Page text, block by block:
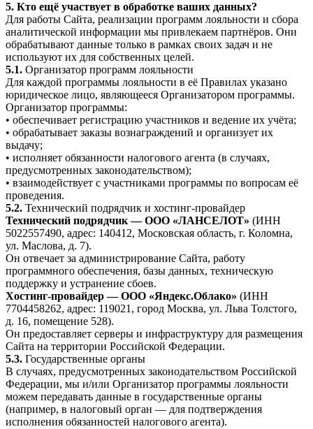
5. Кто ещё участвует в обработке ваших данных?
Для работы Сайта, реализации программ лояльности и сбора
аналитической информации мы привлекаем партнёров. Они
обрабатывают данные только в рамках своих задач и не
используют их для собственных целей.
5.1. Организатор программ лояльности
Для каждой программы лояльности в её Правилах указано
юридическое лицо, являющееся Организатором программы.
Организатор программы:
• обеспечивает регистрацию участников и ведение их учёта;
• обрабатывает заказы вознаграждений и организует их
выдачу;
• исполняет обязанности налогового агента (в случаях,
предусмотренных законодательством);
• взаимодействует с участниками программы по вопросам её
проведения.
5.2. Технический подрядчик и хостинг-провайдер
Технический подрядчик — ООО «ЛАНСЕЛОТ» (ИНН
5022557490, адрес: 140412, Московская область, г. Коломна,
ул. Маслова, д. 7).
Он отвечает за администрирование Сайта, работу
программного обеспечения, базы данных, техническую
поддержку и устранение сбоев.
Хостинг-провайдер — ООО «Яндекс.Облако» (ИНН
7704458262, адрес: 119021, город Москва, ул. Льва Толстого,
д. 16, помещение 528).
Он предоставляет серверы и инфраструктуру для размещения
Сайта на территории Российской Федерации.
5.3. Государственные органы
В случаях, предусмотренных законодательством Российской
Федерации, мы и/или Организатор программы лояльности
можем передавать данные в государственные органы
(например, в налоговый орган — для подтверждения
исполнения обязанностей налогового агента).